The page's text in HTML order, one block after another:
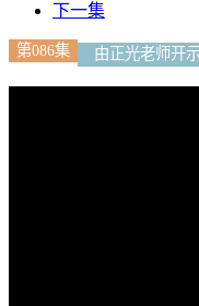
下一集
第086集 由正光老师开